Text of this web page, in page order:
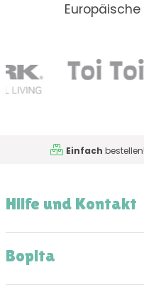
Hilfe und Kontakt
Bopita